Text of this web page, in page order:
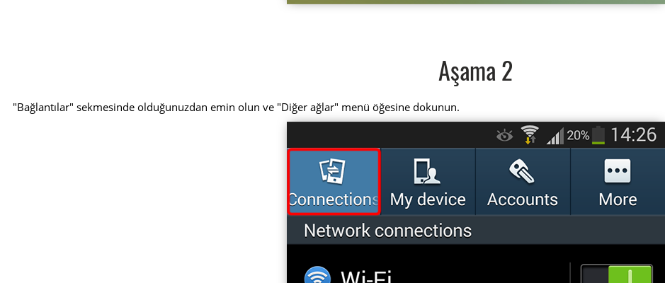
Aşama 2
"Bağlantılar" sekmesinde olduğunuzdan emin olun ve "Diğer ağlar" menü öğesine dokunun.